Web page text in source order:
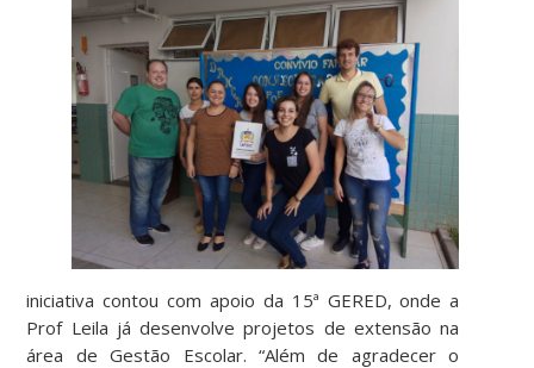
iniciativa contou com apoio da 15ª GERED, onde a
Prof Leila já desenvolve projetos de extensão na
área de Gestão Escolar. “Além de agradecer o